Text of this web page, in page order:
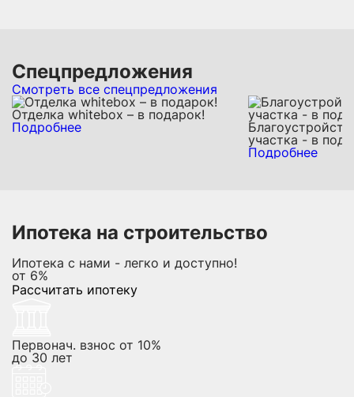
Спецпредложения
Смотреть все спецпредложения
Отделка whitebox – в подарок!
Подробнее
участка - в
Подробнее
Ипотека на строительство
Ипотека с нами - легко и доступно!
от 6%
Рассчитать ипотеку
Первонач. взнос от 10%
до30 лет